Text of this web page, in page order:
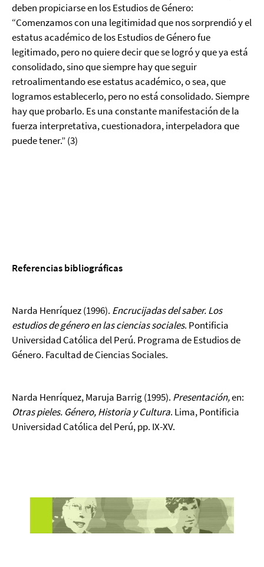
deben propiciarse en los Estudios de Género:
“Comenzamos con una legitimidad que nos sorprendió y el
estatus académico de los Estudios de Género fue
legitimado, pero no quiere decir que se logró y que ya está
consolidado, sino que siempre hay que seguir
retroalimentando ese estatus académico, o sea, que
logramos establecerlo, pero no está consolidado. Siempre
hay que probarlo. Es una constante manifestación de la
fuerza interpretativa, cuestionadora, interpeladora que
puede tener.” (3)
Referencias bibliográficas
Narda Henríquez (1996). Encrucijadas del saber. Los
estudios de género en las ciencias sociales. Pontificia
Universidad Católica del Perú. Programa de Estudios de
Género. Facultad de Ciencias Sociales.
Narda Henríquez, Maruja Barrig (1995). Presentación,en:
Otras pieles. Género, Historia y Cultura. Lima, Pontificia
Universidad Católica del Perú, pp. IX-XV.